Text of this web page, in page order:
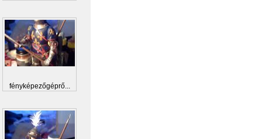
fényképezőgéprő...